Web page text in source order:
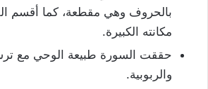
بالحروف وهي مقطعة، كما أقسم
مكانته الكبيرة.
حققت السورة طبيعة الوحي مع
والربوبية.